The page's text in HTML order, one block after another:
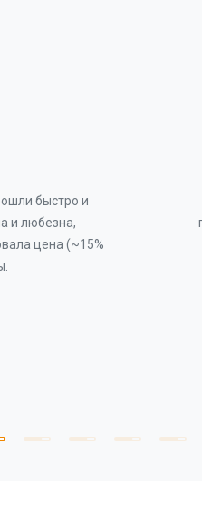
быстро и
и любезна,
цена (~15%